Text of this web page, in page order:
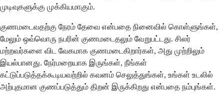
முடிவுகளுக்கு முக்கியமாகும்.
குணமடைவதற்கு நேரம் தேவை என்பதை நினைவில் கொள்ளுங்கள்,
மேலும் ஒவ்வொரு நபரின் குணமடைதலும் வேறுபட்டது. சிலர்
மற்றவர்களை விட வேகமாக குணமடைகிறார்கள், அது முற்றிலும்
இயல்பானது. நேர்மறையாக இருங்கள், நீங்கள்
கட்டுப்படுத்தக்கூடியவற்றில் கவனம் செலுத்துங்கள், உங்கள் உடலில்
அற்புதமான குணப்படுத்தும் திறன் இருக்கிறது என்பதை நம்புங்கள்.